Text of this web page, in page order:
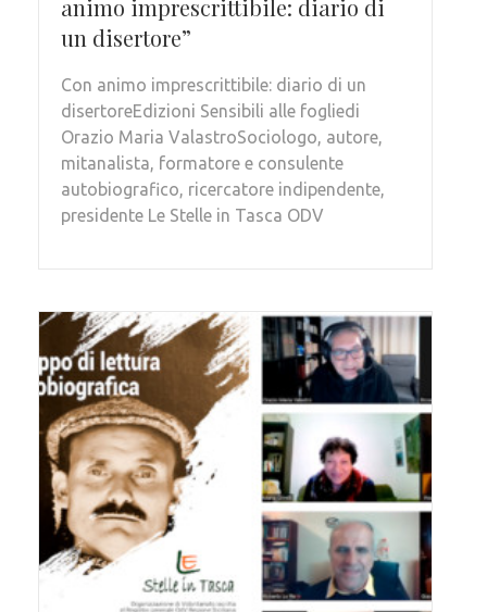
animo imprescrittibile: diario di
un disertore”
Con animo imprescrittibile: diario di un
disertoreEdizioni Sensibili alle fogliedi
Orazio Maria ValastroSociologo, autore,
mitanalista, formatore e consulente
autobiografico, ricercatore indipendente,
presidente Le Stelle in Tasca ODV